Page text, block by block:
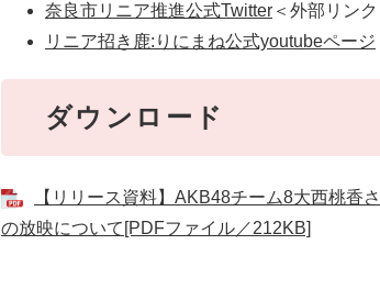
奈良市リニア推進公式Twitter ＜外部リンク
リニア招き鹿:りにまね公式youtubeページ
ダウンロード
【リリース資料】AKB48チーム8大西桃香
の放映について[PDFファイル／212KB]